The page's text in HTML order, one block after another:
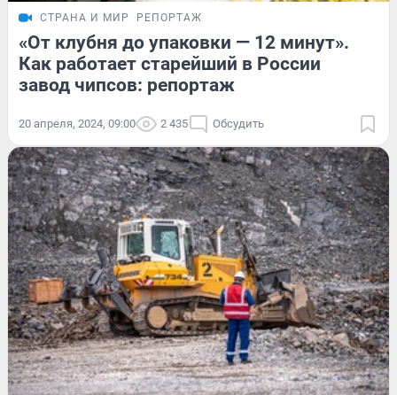
СТРАНА И МИР РЕПОРТАЖ
«От клубня до упаковки — 12 минут».
Как работает старейший в России
завод чипсов: репортаж
20 апреля, 2024, 09:00 2 435 Обсудить